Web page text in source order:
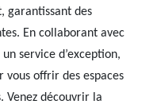
garantissant des
En collaborant avec
service d’exception,
vous offrir des espaces
Venez découvrir la